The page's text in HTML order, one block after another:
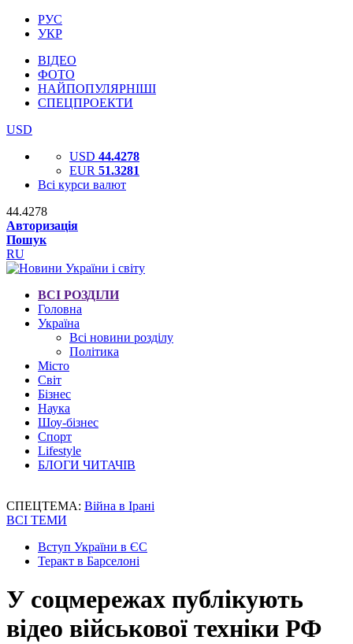
РУС
УКР
ВІДЕО
ФОТО
НАЙПОПУЛЯРНІШІ
СПЕЦПРОЕКТИ
USD
USD 44.4278
EUR 51.3281
Всі курси валют
44.4278
Авторизація
Пошук
RU
ВСІ РОЗДІЛИ
Головна
Україна
Всі новини розділу
Політика
Місто
Світ
Бізнес
Наука
Шоу-бізнес
Спорт
Lifestyle
БЛОГИ ЧИТАЧІВ
СПЕЦТЕМА: Війна в Ірані
ВСІ ТЕМИ
Вступ України в ЄС
Теракт в Барселоні
У соцмережах публікують
відео військової техніки РФ